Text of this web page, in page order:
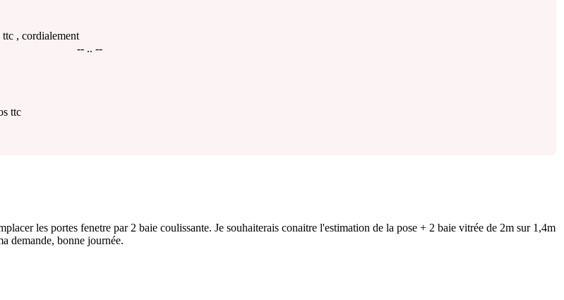
, cordialement
-- .. --
ttc
les portes fenetre par 2 baie coulissante. Je souhaiterais conaitre l'estimation de la pose + 2 baie vitrée de 2m sur 1,4m
demande, bonne journée.